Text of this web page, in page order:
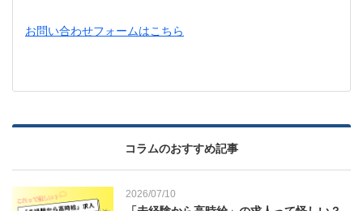
お問い合わせフォームはこちら
コラムのおすすめ記事
2026/07/10